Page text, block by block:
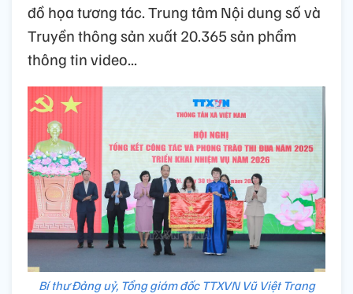
đồ họa tương tác. Trung tâm Nội dung số và
Truyền thông sản xuất 20.365 sản phẩm
thông tin video...
Bí thư Đảng uỷ, Tổng giám đốc TTXVN Vũ Việt Trang